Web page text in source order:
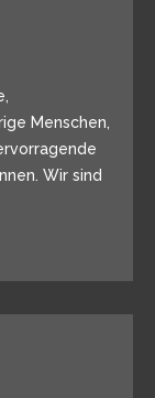
Menschen,
Wir sind